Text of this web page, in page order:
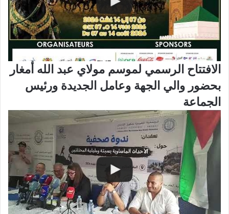
الافتتاح الرسمي لموسم مولاي عبد الله أمغار
بحضور والي الجهة وعامل الجديدة ورئيس
الجماعة